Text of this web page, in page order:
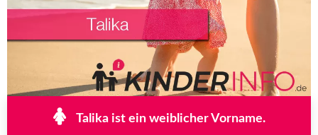
Talika ist ein weiblicher Vorname.